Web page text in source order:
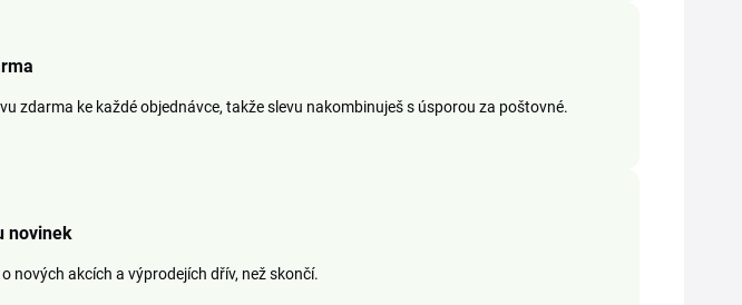
zdarma ke každé objednávce, takže slevu nakombinuješ s úsporou za poštovné.
novinek
nových akcích a výprodejích dřív, než skončí.